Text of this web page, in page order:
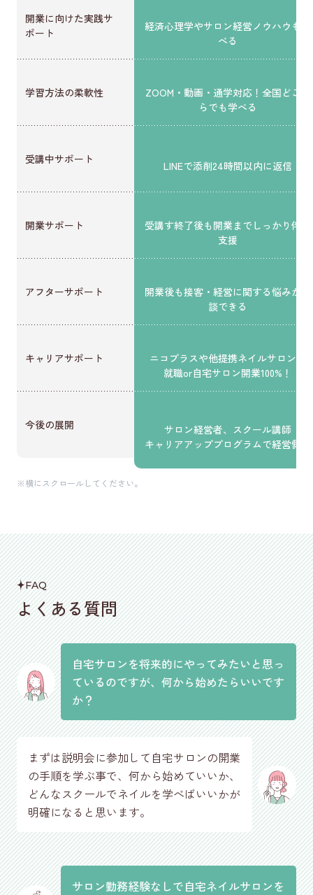
開業に向けた実践サ
ポート
経済心理学やサロン経営ノウハウも学
べる
学習方法の柔軟性
ZOOM・動画・通学対応！全国どこか
らでも学べる
受講中サポート LINEで添削24時間以内に返信
開業サポート
受講す終了後も開業までしっかり伴走
支援
アフターサポート
開業後も接客・経営に関する悩みが相
談できる
キャリアサポート
ニコプラスや他提携ネイルサロンに
就職or自宅サロン開業100%！
今後の展開
サロン経営者、スクール講師
キャリアアッププログラムで経営側に
※横にスクロールしてください。
FAQ
よくある質問
自宅サロンを将来的にやってみたいと思っ
ているのですが、何から始めたらいいです
か？
まずは説明会に参加して自宅サロンの開業
の手順を学ぶ事で、何から始めていいか、
どんなスクールでネイルを学べばいいかが
明確になると思います。
サロン勤務経験なしで自宅ネイルサロンを